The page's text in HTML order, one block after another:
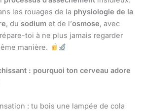
les rouages de la physiologie de la
, du sodium et de l’osmose, avec
toi à ne plus jamais regarder
manière.
: pourquoi ton cerveau adore
: tu bois une lampée de cola